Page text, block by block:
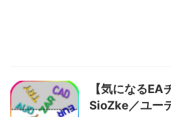
【気になる
SioZke／ユー